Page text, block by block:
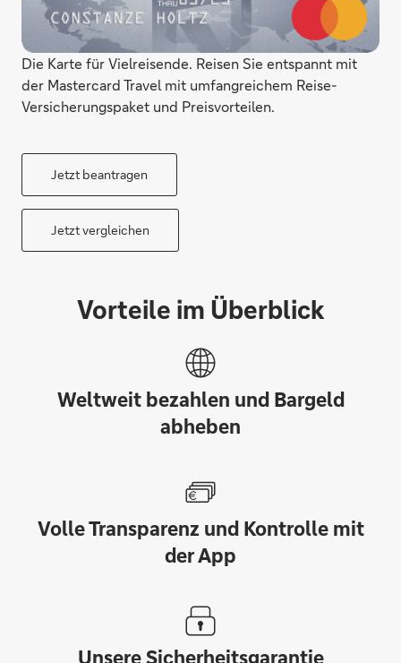
Die Karte für Vielreisende. Reisen Sie entspannt mit
der Mastercard Travel mit umfangreichem Reise-
Versicherungspaket und Preisvorteilen.
Jetzt beantragen
Jetzt vergleichen
Vorteile im Überblick
Weltweit bezahlen und Bargeld
abheben
Volle Transparenz und Kontrolle mit
der App
Unsere Sicherheitsgarantie